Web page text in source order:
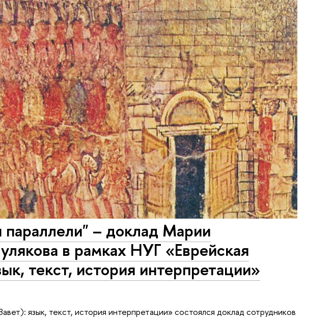
– доклад Марии
в рамках НУГ «Еврейская
текст, история интерпретации»
язык, текст, история интерпретации» состоялся доклад сотрудников